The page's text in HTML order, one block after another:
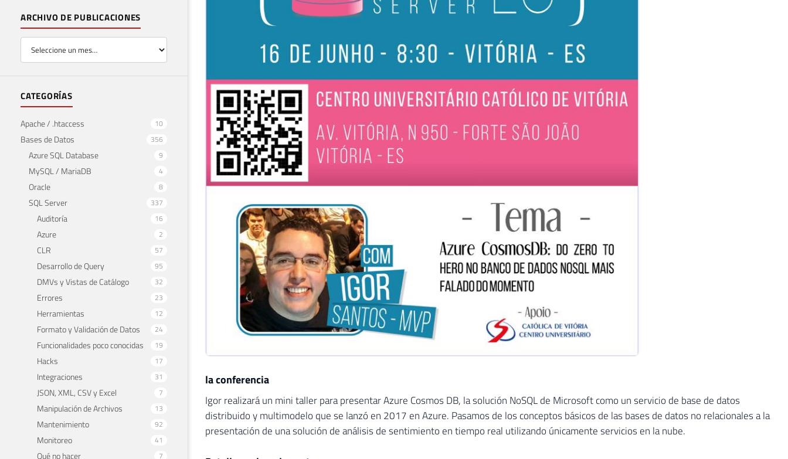
ARCHIVO DE PUBLICACIONES
CATEGORÍAS
Apache / .htaccess 10
Bases de Datos 356
Azure SQL Database 9
MySQL / MariaDB 4
Oracle 8
SQL Server 337
Auditoría 16
Azure 2
CLR 57
Desarrollo de Query 95
DMVs y Vistas de Catálogo 32
Errores 23
Herramientas 12
Formato y Validación de Datos 24
Funcionalidades poco conocidas 19
Hacks 17
Integraciones 31
JSON, XML, CSV y Excel 7
Manipulación de Archivos 13
Mantenimiento 92
Monitoreo 41
Qué no hacer 7
la conferencia
Igor realizará un mini taller para presentar Azure Cosmos DB, la solución NoSQL de Microsoft como un servicio de base de datos
distribuido y multimodelo que se lanzó en 2017 en Azure. Pasamos de los conceptos básicos de las bases de datos no relacionales a la
presentación de una solución de análisis de sentimiento en tiempo real utilizando únicamente servicios en la nube.